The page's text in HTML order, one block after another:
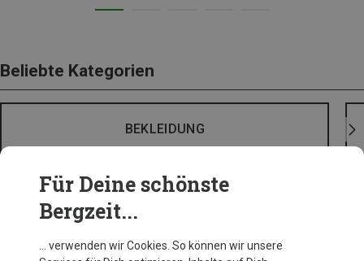
Beliebte Kategorien
BEKLEIDUNG
Für Deine schönste
Bergzeit...
… verwenden wir Cookies. So können wir unsere